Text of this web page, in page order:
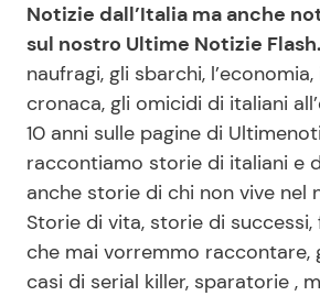
Attualità Italiana
Dal Mondo
Economia
Persone Scomparse
Politica
Notizie dall’Italia ma anche
sul nostro Ultime Notizie Flash.
naufragi, gli sbarchi,
cronaca, gli omicidi di italiani
10 anni sulle pagine di
raccontiamo storie di italiani e
anche storie di chi non vive nel
Storie di vita, storie di
che mai vorremmo raccontare,
casi di serial killer, sparatorie ,